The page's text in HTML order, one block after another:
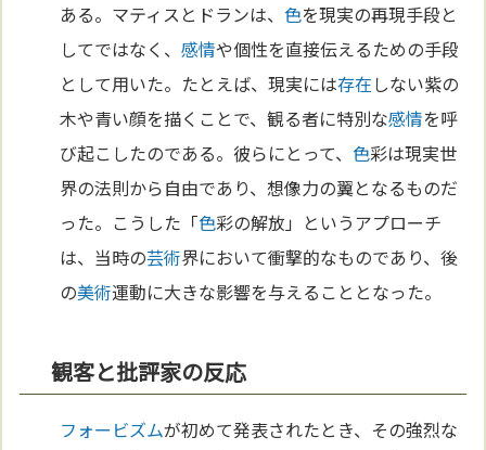
ある。マティスとドランは、色を現実の再現手段と
してではなく、感情や個性を直接伝えるための手段
として用いた。たとえば、現実には存在しない紫の
木や青い顔を描くことで、観る者に特別な感情を呼
び起こしたのである。彼らにとって、色彩は現実世
界の法則から自由であり、想像力の翼となるものだ
った。こうした「色彩の解放」というアプローチ
は、当時の芸術界において衝撃的なものであり、後
の美術運動に大きな影響を与えることとなった。
観客と批評家の反応
フォービズムが初めて発表されたとき、その強烈な